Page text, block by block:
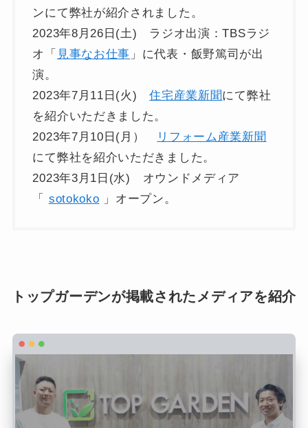
ンにて弊社が紹介されました。
2023年8月26日(土) ラジオ出演：TBSラジ
オ「 見事なお仕事 」に代表・飯野篤司が出
演。
2023年7月11日(火)住宅産業新聞にて弊社
を紹介いただきました。
2023年7月10日(月）
リフォーム産業新聞
にて弊社を紹介いただきました。
2023年3月1日(水) オウンドメディア
「 sotokoko 」オープン。
トップガーデンが掲載されたメディアを紹介